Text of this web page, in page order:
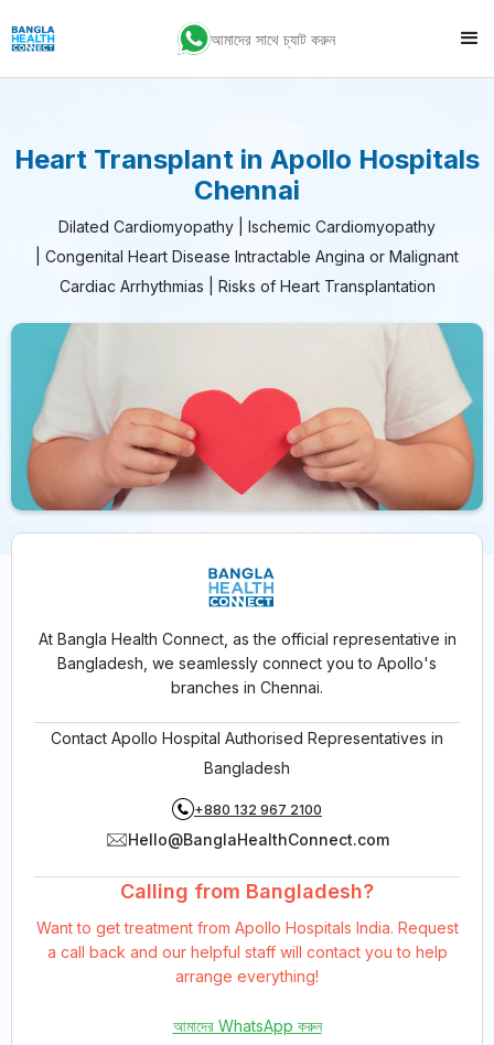
আমাদের সাথে চ্যাট করুন
Heart Transplant in Apollo Hospitals
Chennai
Dilated Cardiomyopathy | Ischemic Cardiomyopathy
| Congenital Heart Disease Intractable Angina or Malignant
Cardiac Arrhythmias | Risks of Heart Transplantation
At Bangla Health Connect, as the official representative in
Bangladesh, we seamlessly connect you to Apollo's
branches in Chennai.
Contact Apollo Hospital Authorised Representatives in
Bangladesh
+880 132 967 2100
Hello@BanglaHealthConnect.com
Calling from Bangladesh?
Want to get treatment from Apollo Hospitals India. Request
a call back and our helpful staff will contact you to help
arrange everything!
আমাদের WhatsApp করুন